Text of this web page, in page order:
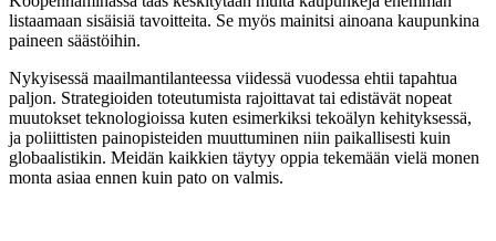
listaamaan sisäisiä tavoitteita. Se myös mainitsi ainoana kaupunkina
paineen säästöihin.
Nykyisessä maailmantilanteessa viidessä vuodessa ehtii tapahtua
paljon. Strategioiden toteutumista rajoittavat tai edistävät nopeat
muutokset teknologioissa kuten esimerkiksi tekoälyn kehityksessä,
ja poliittisten painopisteiden muuttuminen niin paikallisesti kuin
globaalistikin. Meidän kaikkien täytyy oppia tekemään vielä monen
monta asiaa ennen kuin pato on valmis.